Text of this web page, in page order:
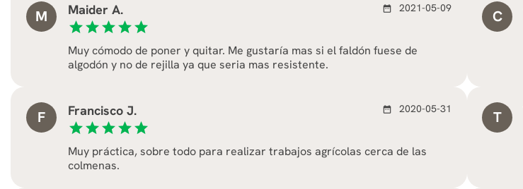
M
Maider A.
starstarstarstarstar
date_range 2021-05-09
Muy cómodo de poner y quitar. Me gustaría mas si el faldón fuese de
algodón y no de rejilla ya que seria mas resistente.
C
F
Francisco J.
starstarstarstarstar
date_range 2020-05-31
Muy práctica, sobre todo para realizar trabajos agrícolas cerca de las
colmenas.
T